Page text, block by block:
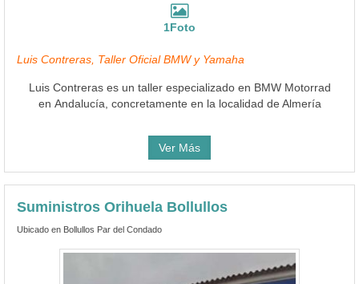
1Foto
Luis Contreras, Taller Oficial BMW y Yamaha
Luis Contreras es un taller especializado en BMW Motorrad
en Andalucía, concretamente en la localidad de Almería
Ver Más
Suministros Orihuela Bollullos
Ubicado en Bollullos Par del Condado